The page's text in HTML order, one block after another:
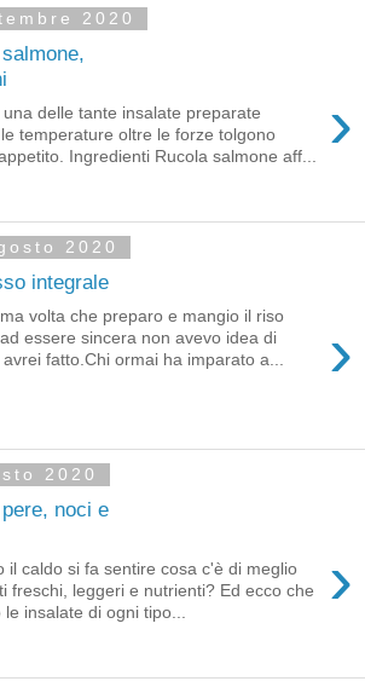
2020
›
delle tante insalate preparate
temperature oltre le forze tolgono
Ingredienti Rucola salmone aff...
2020
integrale
›
volta che preparo e mangio il riso
essere sincera non avevo idea di
fatto.Chi ormai ha imparato a...
2020
noci e
›
il caldo si fa sentire cosa c'è di meglio
freschi, leggeri e nutrienti? Ed ecco che
le insalate di ogni tipo...